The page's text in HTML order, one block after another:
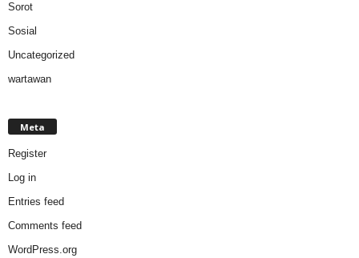
Sorot
Sosial
Uncategorized
wartawan
Meta
Register
Log in
Entries feed
Comments feed
WordPress.org